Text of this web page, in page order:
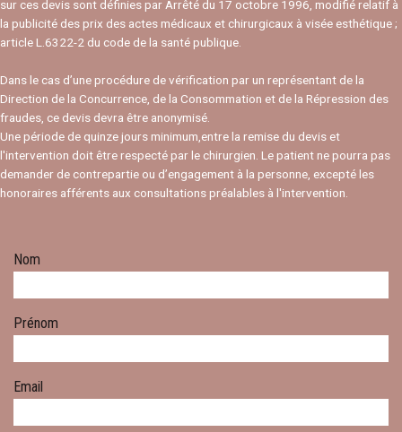
sur ces devis sont définies par Arrêté du 17 octobre 1996, modifié relatif à
la publicité des prix des actes médicaux et chirurgicaux à visée esthétique ;
article L.6322-2 du code de la santé publique.
Dans le cas d’une procédure de vérification par un représentant de la
Direction de la Concurrence, de la Consommation et de la Répression des
fraudes, ce devis devra être anonymisé.
Une période de quinze jours minimum,entre la remise du devis et
l'intervention doit être respecté par le chirurgien. Le patient ne pourra pas
demander de contrepartie ou d’engagement à la personne, excepté les
honoraires afférents aux consultations préalables à l'intervention.
Nom
Prénom
Email